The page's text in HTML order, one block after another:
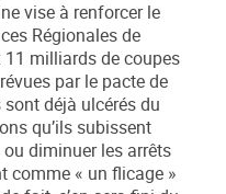
vise à renforcer le
Régionales de
11 milliards de coupes
par le pacte de
déjà ulcérés du
qu’ils subissent
diminuer les arrêts
comme « un flicage »